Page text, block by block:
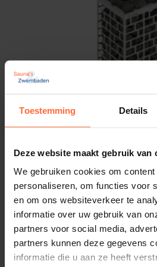
Toestemming Details
Deze website maakt gebruik van
We gebruiken cookies om
personaliseren, om functies voor
en om ons websiteverkeer te
informatie over uw gebruik van
partners voor social media,
partners kunnen deze gegevens
informatie die u aan ze heeft
uitstraling in je sauna.
Let op: Geen
vereist
C heb je geen aparte
voor een optimale sauna-
Bestel de Sawo
60NB-Z-C vandaag
Met de Sawo Scandia SCA-
kwaliteit, efficiëntie en comfort
Gewicht
9 kg
45 × 51,5 × 29 cm
Sawo
Saunaoven CUBOS, CUB3-
Vermogen: 6000 Watt - 6,0 kW
Inhoud sauna's: 6 – 8 m³
608,95